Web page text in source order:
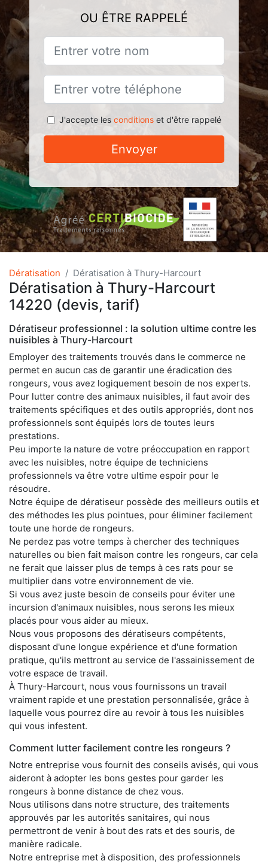
OU ÊTRE RAPPELÉ
J'accepte les conditionset d'être rappelé
Envoyer
Dératisation Dératisation à Thury-Harcourt
Dératisation à Thury-Harcourt
14220 (devis, tarif)
Dératiseur professionnel : la solution ultime contre les
nuisibles à Thury-Harcourt
Employer des traitements trouvés dans le commerce ne
permet en aucun cas de garantir une éradication des
rongeurs, vous avez logiquement besoin de nos experts.
Pour lutter contre des animaux nuisibles, il faut avoir des
traitements spécifiques et des outils appropriés, dont nos
professionnels sont équipés lors de toutes leurs
prestations.
Peu importe la nature de votre préoccupation en rapport
avec les nuisibles, notre équipe de techniciens
professionnels va être votre ultime espoir pour le
résoudre.
Notre équipe de dératiseur possède des meilleurs outils et
des méthodes les plus pointues, pour éliminer facilement
toute une horde de rongeurs.
Ne perdez pas votre temps à chercher des techniques
naturelles ou bien fait maison contre les rongeurs, car cela
ne ferait que laisser plus de temps à ces rats pour se
multiplier dans votre environnement de vie.
Si vous avez juste besoin de conseils pour éviter une
incursion d'animaux nuisibles, nous serons les mieux
placés pour vous aider au mieux.
Nous vous proposons des dératiseurs compétents,
disposant d'une longue expérience et d'une formation
pratique, qu'ils mettront au service de l'assainissement de
votre espace de travail.
À Thury-Harcourt, nous vous fournissons un travail
vraiment rapide et une prestation personnalisée, grâce à
laquelle vous pourrez dire au revoir à tous les nuisibles
qui vous infestent.
Comment lutter facilement contre les rongeurs ?
Notre entreprise vous fournit des conseils avisés, qui vous
aideront à adopter les bons gestes pour garder les
rongeurs à bonne distance de chez vous.
Nous utilisons dans notre structure, des traitements
approuvés par les autorités sanitaires, qui nous
permettront de venir à bout des rats et des souris, de
manière radicale.
Notre entreprise met à disposition, des professionnels